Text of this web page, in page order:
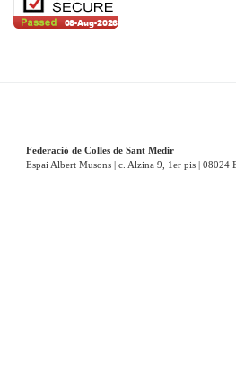
Federació de Colles de Sant Medir
Espai Albert Musons | c. Alzina 9, 1er pis | 08024